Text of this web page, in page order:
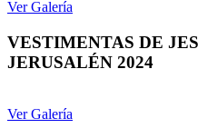
Ver Galería
VESTIMENTAS DE
JERUSALÉN 2024
Ver Galería